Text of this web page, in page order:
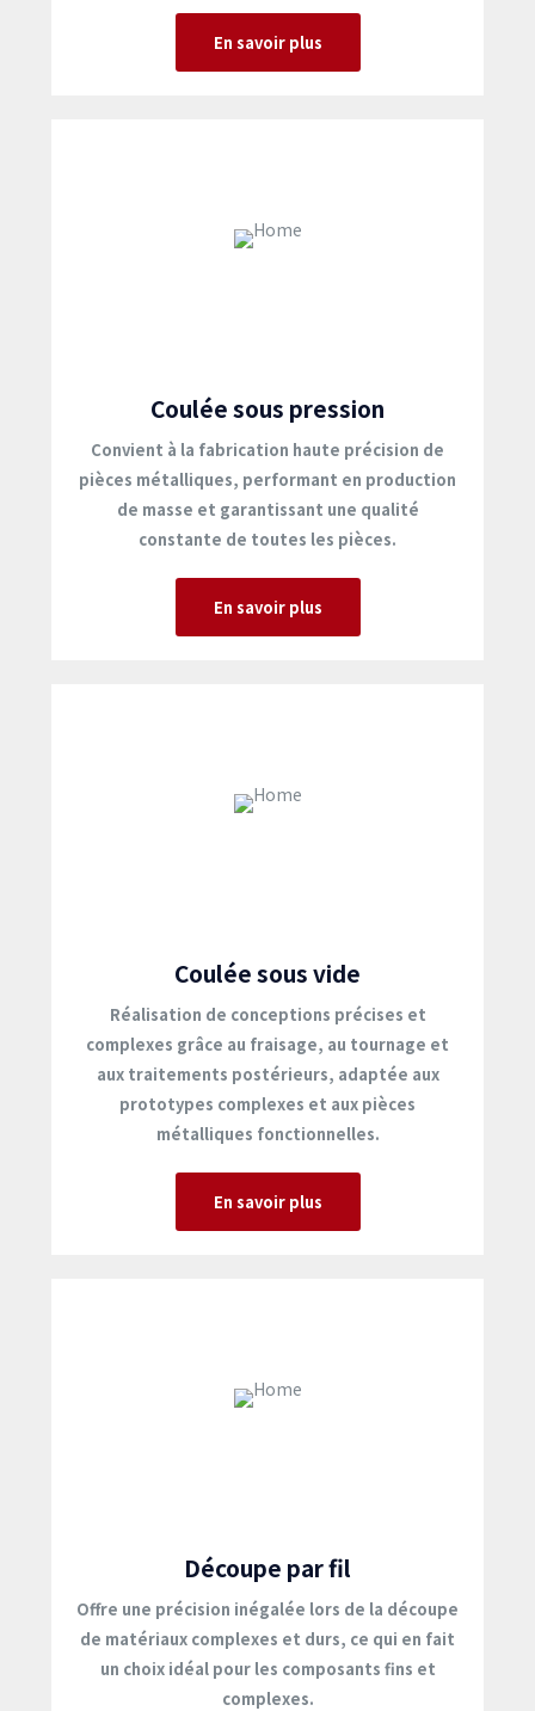
En savoir plus
Coulée sous pression
Convient à la fabrication haute précision de
pièces métalliques, performant en production
de masse et garantissant une qualité
constante de toutes les pièces.
En savoir plus
Coulée sous vide
Réalisation de conceptions précises et
complexes grâce au fraisage, au tournage et
aux traitements postérieurs, adaptée aux
prototypes complexes et aux pièces
métalliques fonctionnelles.
En savoir plus
Découpe par fil
Offre une précision inégalée lors de la découpe
de matériaux complexes et durs, ce qui en fait
un choix idéal pour les composants fins et
complexes.